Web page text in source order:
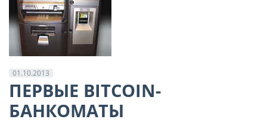
01.10.2013
ПЕРВЫЕ BITСOIN-
БАНКОМАТЫ